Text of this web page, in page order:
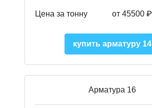
Цена за тонну от 45500 ₽
купить арматуру 14
Арматура 16